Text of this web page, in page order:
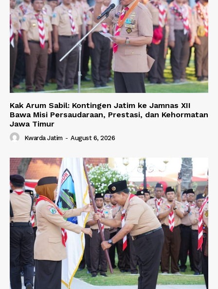
Kak Arum Sabil: Kontingen Jatim ke Jamnas XII
Bawa Misi Persaudaraan, Prestasi, dan Kehormatan
Jawa Timur
Kwarda Jatim - August 6, 2026